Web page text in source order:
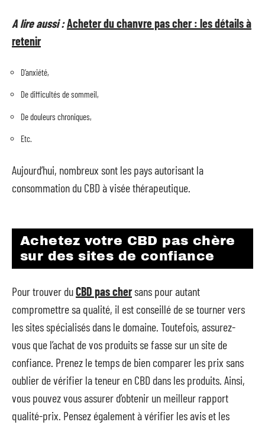
A lire aussi :Acheter du chanvre pas cher : les détails à
retenir
D’anxiété,
De difficultés de sommeil,
De douleurs chroniques,
Etc.
Aujourd’hui, nombreux sont les pays autorisant la
consommation du CBD à visée thérapeutique.
Achetez votre CBD pas chère
sur des sites de confiance
Pour trouver duCBD pas chersans pour autant
compromettre sa qualité, il est conseillé de se tourner vers
les sites spécialisés dans le domaine. Toutefois, assurez-
vous que l’achat de vos produits se fasse sur un site de
confiance. Prenez le temps de bien comparer les prix sans
oublier de vérifier la teneur en CBD dans les produits. Ainsi,
vous pouvez vous assurer d’obtenir un meilleur rapport
qualité-prix. Pensez également à vérifier les avis et les